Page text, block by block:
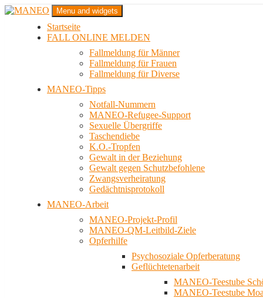
Zum
MANEO
Das schwule Anti-Gewalt-Projekt in Berlin
Menu and widgets
Startseite
FALL ONLINE MELDEN
Fallmeldung für Männer
Fallmeldung für Frauen
Fallmeldung für Diverse
MANEO-Tipps
Notfall-Nummern
MANEO-Refugee-Support
Sexuelle Übergriffe
Taschendiebe
K.O.-Tropfen
Gewalt in der Beziehung
Gewalt gegen Schutzbefohlene
Zwangsverheiratung
Gedächtnisprotokoll
MANEO-Arbeit
MANEO-Projekt-Profil
MANEO-QM-Leitbild-Ziele
Opferhilfe
Psychosoziale Opferberatung
Geflüchtetenarbeit
MANEO-Teestube
MANEO-Teestube